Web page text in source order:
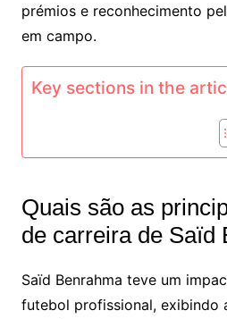
prémios e reconhecimento
em campo.
Key sections in the
Quais são as
de carreira de Saïd
Saïd Benrahma teve um
futebol profissional, exibindo